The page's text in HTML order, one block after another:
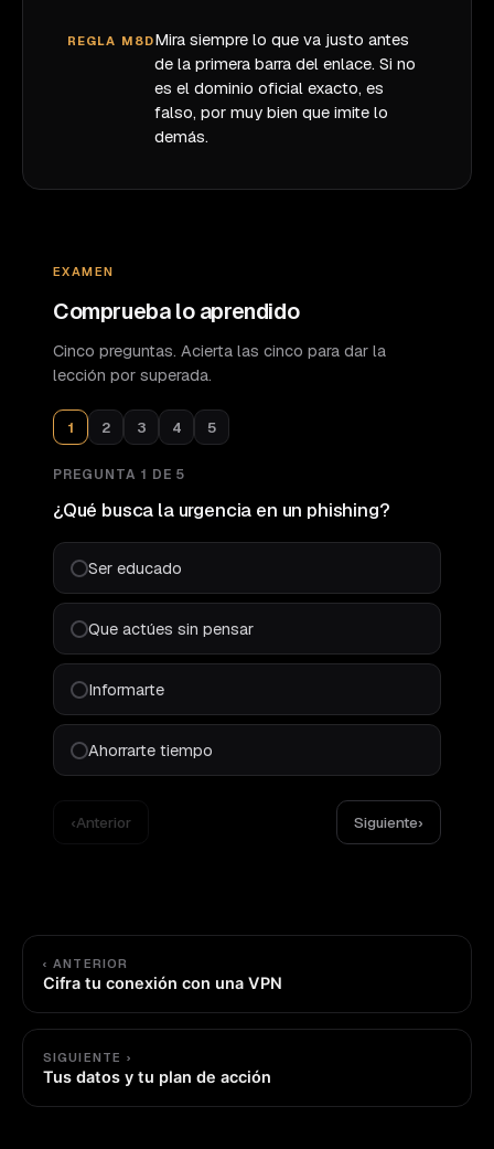
REGLA M8DMira siempre lo que va justo antes
de la primera barra del enlace. Si no
es el dominio oficial exacto, es
falso, por muy bien que imite lo
demás.
EXAMEN
Comprueba lo aprendido
Cinco preguntas. Acierta las cinco para dar la
lección por superada.
1 2 3 4 5
PREGUNTA 1 DE 5
¿Qué busca la urgencia en un phishing?
Ser educado
Que actúes sin pensar
Informarte
Ahorrarte tiempo
‹Anterior Siguiente›
‹ ANTERIOR
Cifra tu conexión con una VPN
SIGUIENTE ›
Tus datos y tu plan de acción